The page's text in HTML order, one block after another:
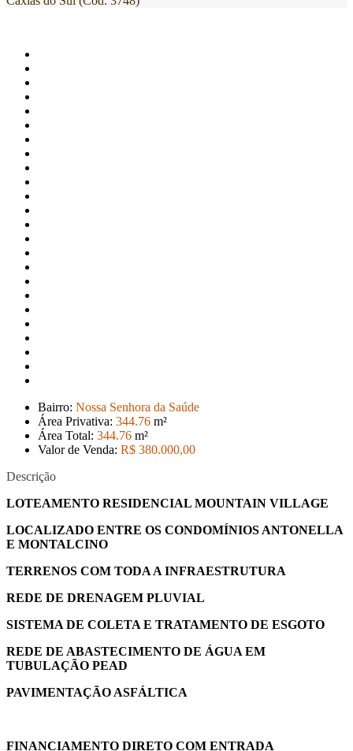
Bairro: Nossa Senhora da Saúde
Área Privativa: 344.76 m²
Área Total: 344.76 m²
Valor de Venda: R$ 380.000,00
Descrição
LOTEAMENTO RESIDENCIAL MOUNTAIN VILLAGE
LOCALIZADO ENTRE OS CONDOMÍNIOS ANTONELLA
E MONTALCINO
TERRENOS COM TODA A INFRAESTRUTURA
REDE DE DRENAGEM PLUVIAL
SISTEMA DE COLETA E TRATAMENTO DE ESGOTO
REDE DE ABASTECIMENTO DE ÁGUA EM
TUBULAÇÃO PEAD
PAVIMENTAÇÃO ASFÁLTICA
FINANCIAMENTO DIRETO COM ENTRADA